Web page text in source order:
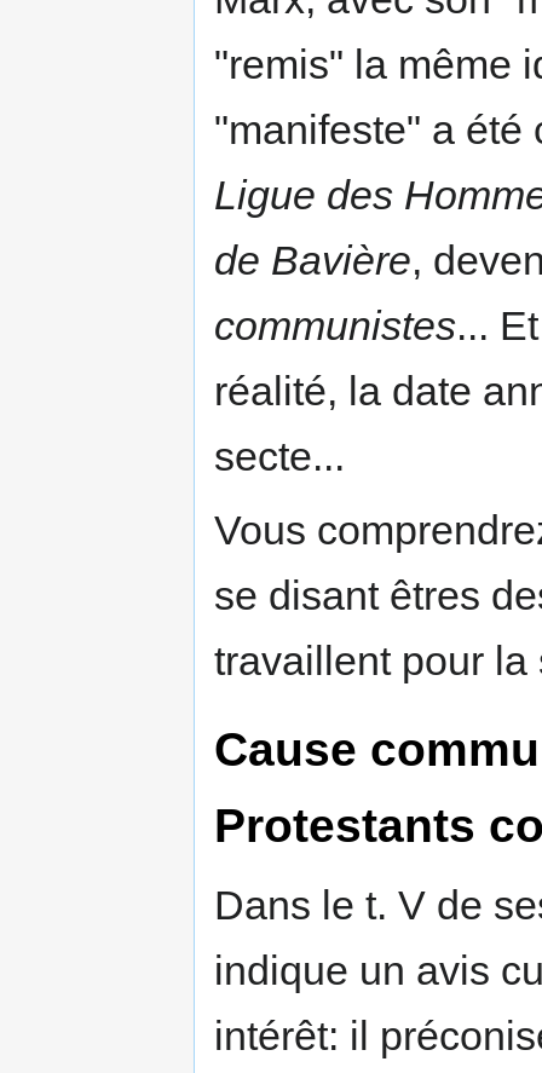
"remis" la même
"manifeste" a été
Ligue des
de Bavière,
communistes...
réalité, la date
secte...
Vous
se disant êtres
travaillent pour
Cause
Protestants
Dans le t. V de
indique un avis
intérêt: il